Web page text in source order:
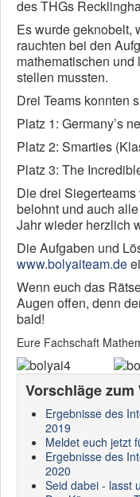
des THGs
Es wurde geknobelt,
rauchten bei den
mathematischen
stellen mussten.
Drei Teams konnten
Platz 1: Germany’s
Platz 2: Smarties
Platz 3: The
Die drei
belohnt und auch
Jahr wieder herzlich
Die Aufgaben und
www.bolyaiteam.de
Wenn euch das
Augen offen, denn
bald!
Eure Fachschaft
Vorschläge zum
Ergebnisse des
2019
Meldet euch jetzt
Ergebnisse des
2020
Seid dabei - lasst